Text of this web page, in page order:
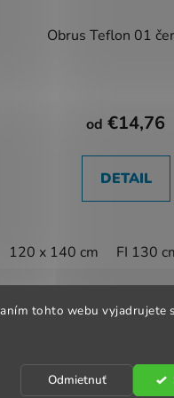
tohto webu vyjadrujete
Odmietnuť
Obrus Teflon 01
od €14,76
DETAIL
120 x 140 cm FI 130